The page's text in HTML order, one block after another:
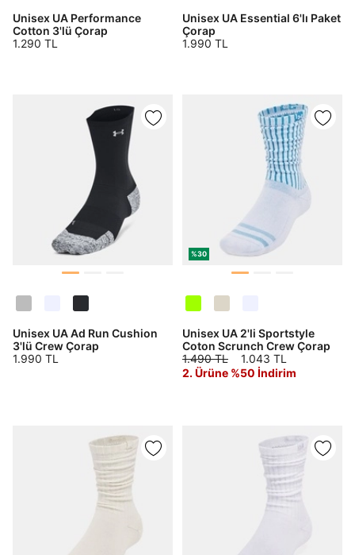
Unisex UA Performance
Cotton 3'lü Çorap
1.290 TL
Unisex UA Essential 6'lı Paket
Çorap
1.990 TL
Unisex UA Ad Run Cushion
3'lü Crew Çorap
1.990 TL
%30
Unisex UA 2'li Sportstyle
Coton Scrunch Crew Çorap
1.490 TL
1.043 TL
2. Ürüne %50 İndirim